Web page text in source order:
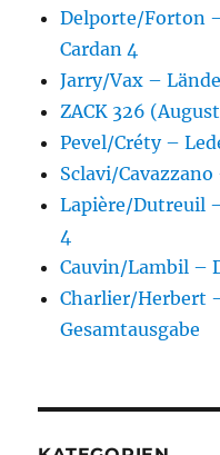
Delporte/Forton
Cardan 4
Jarry/Vax –
ZACK 326
Pevel/Créty –
Sclavi/Cavazzano
Lapière/Dutreuil
4
Cauvin/Lambil –
Charlier/Herbert
Gesamtausgabe